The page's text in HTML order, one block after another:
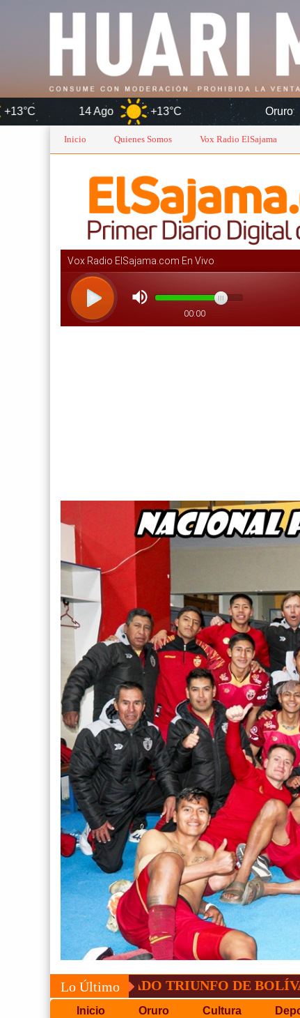
14 Ago +13°C
Inicio Quienes Somos Vox Radio ElSajama
Lo Último CONVOCATORIA DEL
Inicio Oruro Cultura